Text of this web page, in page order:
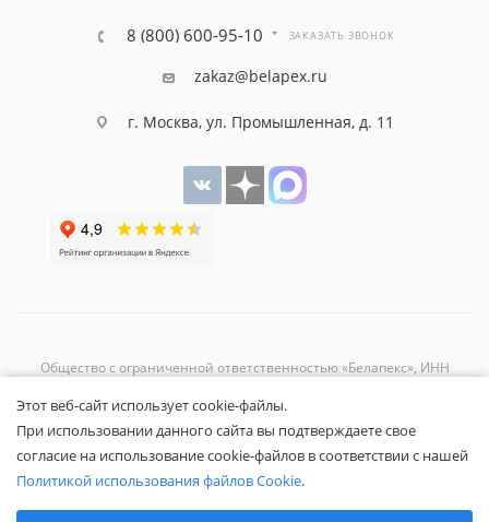
8 (800) 600-95-10 ЗАКАЗАТЬ ЗВОНОК
zakaz@belapex.ru
г. Москва, ул. Промышленная, д. 11
Общество с ограниченной ответственностью «Белапекс», ИНН
Обращаем ваше внимание, что вся представленная на сайте
информация носит исключительно информационный характер и не
является публичной офертой.
Вы принимаете условияполитики
Этот веб-сайт использует cookie-файлы.
При использовании данного сайта вы подтверждаете свое
согласие на использование cookie-файлов в соответствии с нашей
Политикой использования файлов Cookie.